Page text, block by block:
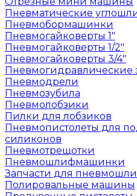
Пневматические
Пневмобормашинки
Пневмогайковерты 1"
Пневмогайковерты 1/2"
Пневмогайковерты 3/4"
Пневмогидравлические
Пневмодрели
Пневмозубила
Пневмолобзики
Пилки для лобзиков
Пневмопистолеты для
силиконов
Пневмотрещотки
Пневмошлифмашинки
Запчасти для
Полировальные машины